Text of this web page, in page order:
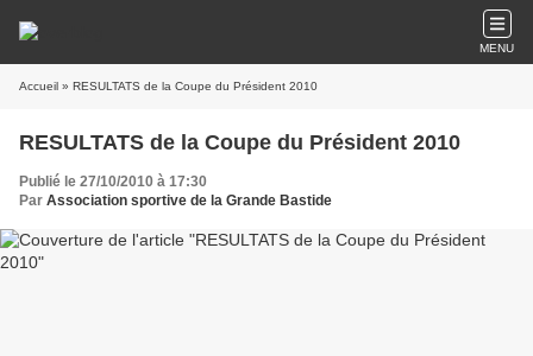
MENU
Accueil » RESULTATS de la Coupe du Président 2010
RESULTATS de la Coupe du Président 2010
Publié le 27/10/2010 à 17:30
Par Association sportive de la Grande Bastide